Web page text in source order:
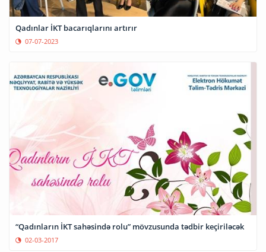
Qadınlar İKT bacarıqlarını artırır
07-07-2023
“Qadınların İKT sahəsində rolu” mövzusunda tədbir keçiriləcək
02-03-2017